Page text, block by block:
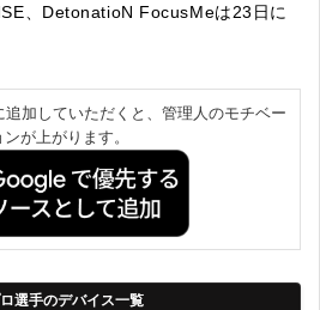
、DetonatioN FocusMeは23日に
加していただくと、管理人のモチベー
ンが上がります。
選手のデバイス一覧